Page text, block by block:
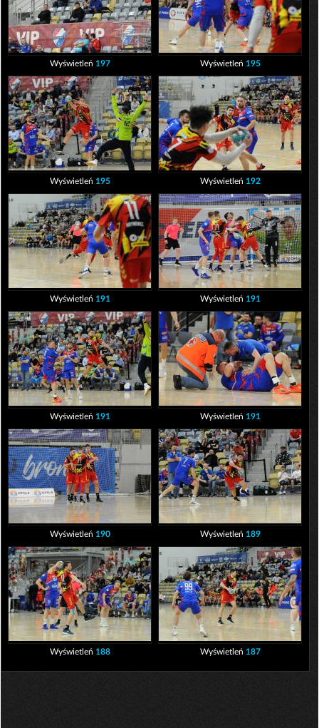
Wyświetleń 197 Wyświetleń 195
Wyświetleń 195 Wyświetleń 192
Wyświetleń 191 Wyświetleń 191
Wyświetleń 191 Wyświetleń 191
Wyświetleń 190 Wyświetleń 189
Wyświetleń 188 Wyświetleń 187